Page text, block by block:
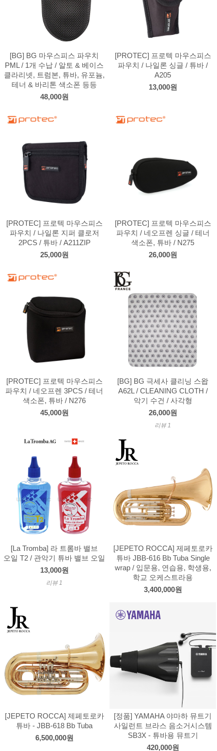
[BG] BG 마우스피스 파우치
PML / 1개 수납 / 알토 & 베이스
클라리넷, 트럼본, 튜바, 유포늄,
테너 & 바리톤 색소폰 등등
48,000원
[PROTEC] 프로텍 마우스피스
파우치 / 나일론 싱글 / 튜바 /
A205
13,000원
[PROTEC] 프로텍 마우스피스
파우치 / 나일론 지퍼 클로저
2PCS / 튜바 / A211ZIP
25,000원
[PROTEC] 프로텍 마우스피스
파우치 / 네오프렌 싱글 / 테너
색소폰, 튜바 / N275
26,000원
[PROTEC] 프로텍 마우스피스
파우치 / 네오프렌 3PCS / 테너
색소폰, 튜바 / N276
45,000원
[BG] BG 극세사 클리닝 스왑
A62L / CLEANING CLOTH /
악기 수건 / 사각형
26,000원
리뷰 1
[La Tromba] 라 트롬바 밸브
오일 T2 / 관악기 튜바 밸브 오일
13,000원
리뷰 1
[JEPETO ROCCA] 제페토로카
튜바 JBB-616 Bb Tuba Single
wrap / 입문용, 연습용, 학생용,
학교 오케스트라용
3,400,000원
[JEPETO ROCCA] 제페토로카
튜바 - JBB-618 Bb Tuba
6,500,000원
[정품] YAMAHA 야마하 뮤트기
사일런트 브라스 음소거시스템
SB3X - 튜바용 뮤트기
420,000원